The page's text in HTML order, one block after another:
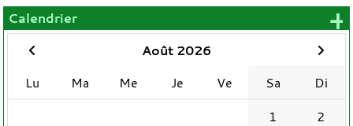
Calendrier
Août 2026
Lu
Ma Me Je Ve Sa
Di
1
2